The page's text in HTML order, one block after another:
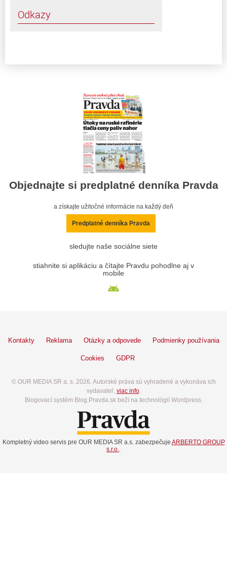
Odkazy
Objednajte si predplatné denníka Pravda
a získajte užitočné informácie na každý deň
Predplatné denníka Pravda
sledujte naše sociálne siete
stiahnite si aplikáciu a čítajte Pravdu pohodlne aj v
mobile
Kontakty Reklama Otázky a odpovede Podmienky používania
Cookies GDPR
© OUR MEDIA SR a. s. 2026. Autorské práva sú vyhradené a vykonáva ich
vydavateľ, viac info.
Blogovací systém Blog.Pravda.sk beží na technológií Wordpress.
Kompletný video servis pre OUR MEDIA SR a.s. zabezpečuje ARBERTO GROUP
s.r.o..